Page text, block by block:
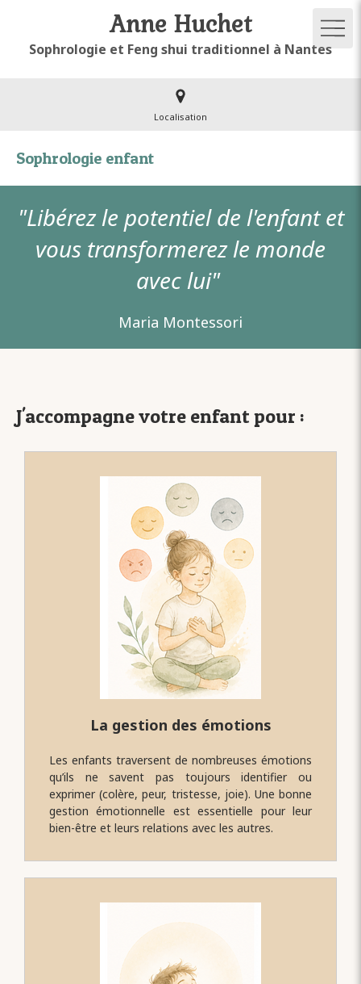
Anne Huchet
Sophrologie et Feng shui traditionnel à Nantes
Localisation
Sophrologie enfant
"Libérez le potentiel de l'enfant et
vous transformerez le monde
avec lui"
Maria Montessori
J'accompagne votre enfant pour :
La gestion des émotions
Les enfants traversent de nombreuses émotions
qu’ils ne savent pas toujours identifier ou
exprimer (colère, peur, tristesse, joie). Une bonne
gestion émotionnelle est essentielle pour leur
bien-être et leurs relations avec les autres.